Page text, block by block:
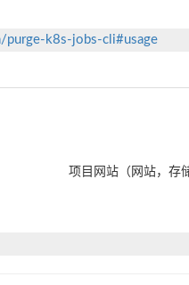
purge-k8s-jobs-cli#usage
项目网站（网站，存